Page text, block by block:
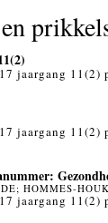
jaargang 11(2)
jaargang
HOMMES-
jaargang 11(2)